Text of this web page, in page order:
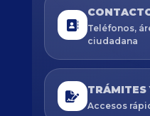
Teléfonos,
ciudadana
TRÁMITES
Accesos